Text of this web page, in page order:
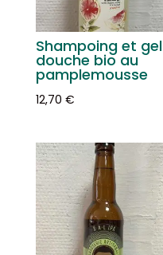
Shampoing et gel
douche bio au
pamplemousse
12,70 €